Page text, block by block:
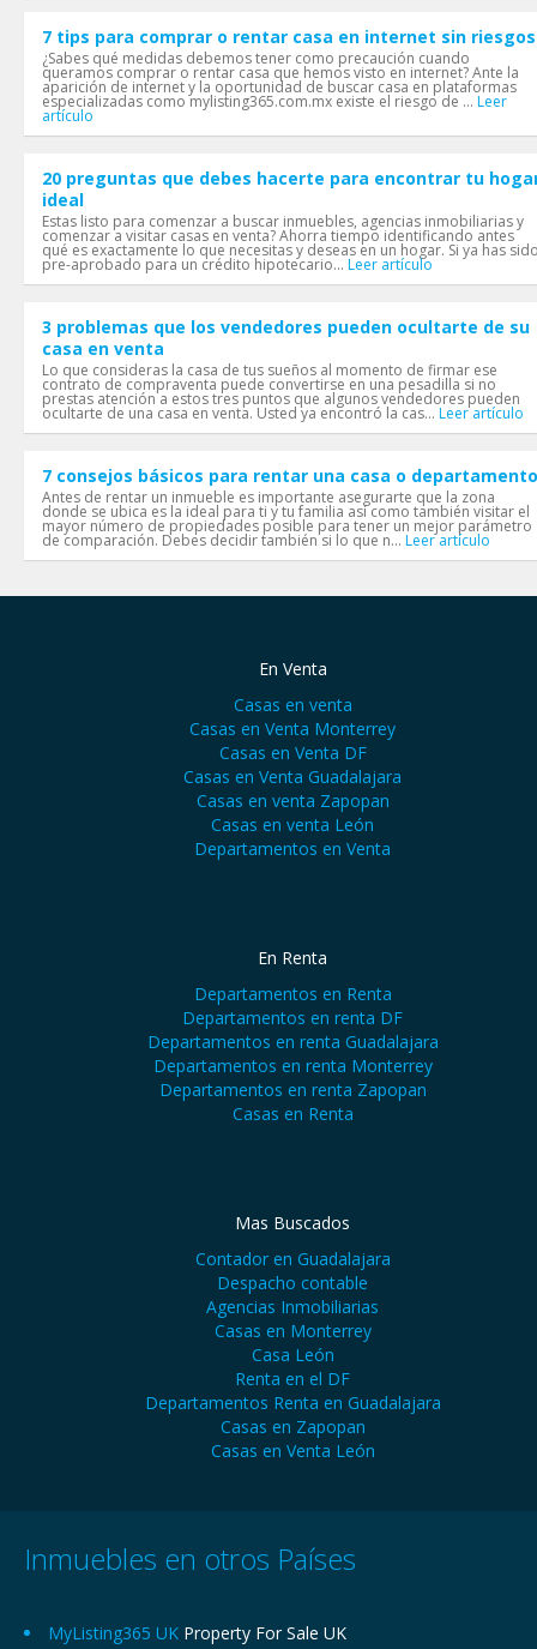
7 tips para comprar o rentar casa en internet sin riesgos
¿Sabes qué medidas debemos tener como precaución cuando
queramos comprar o rentar casa que hemos visto en internet? Ante la
aparición de internet y la oportunidad de buscar casa en plataformas
especializadas como mylisting365.com.mx existe el riesgo de ... Leer
artículo
20 preguntas que debes hacerte para encontrar tu
ideal
Estas listo para comenzar a buscar inmuebles, agencias inmobiliarias y
comenzar a visitar casas en venta? Ahorra tiempo identificando antes
qué es exactamente lo que necesitas y deseas en un hogar. Si ya has
pre-aprobado para un crédito hipotecario... Leer artículo
3 problemas que los vendedores pueden ocultarte de su
casa en venta
Lo que consideras la casa de tus sueños al momento de firmar ese
contrato de compraventa puede convertirse en una pesadilla si no
prestas atención a estos tres puntos que algunos vendedores pueden
ocultarte de una casa en venta. Usted ya encontró la cas... Leer artículo
7 consejos básicos para rentar una casa o departamento
Antes de rentar un inmueble es importante asegurarte que la zona
donde se ubica es la ideal para ti y tu familia así como también visitar el
mayor número de propiedades posible para tener un mejor parámetro
de comparación. Debes decidir también si lo que n... Leer artículo
En Venta
Casas en venta
Casas en Venta Monterrey
Casas en Venta DF
Casas en Venta Guadalajara
Casas en venta Zapopan
Casas en venta León
Departamentos en Venta
En Renta
Departamentos en Renta
Departamentos en renta DF
Departamentos en renta Guadalajara
Departamentos en renta Monterrey
Departamentos en renta Zapopan
Casas en Renta
Mas Buscados
Contador en Guadalajara
Despacho contable
Agencias Inmobiliarias
Casas en Monterrey
Casa León
Renta en el DF
Departamentos Renta en Guadalajara
Casas en Zapopan
Casas en Venta León
Inmuebles en otros Países
MyListing365 UK Property For Sale UK